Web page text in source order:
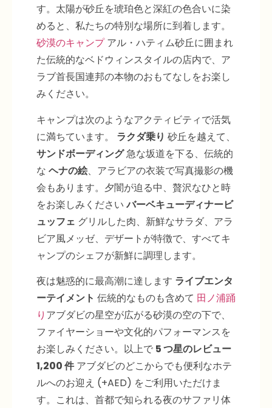
す。太陽が砂丘を琥珀色と深紅の色合いに染
めると、私たちの特別な場所に到着します。
砂漠のキャンプアル・ハティム砂丘に囲まれ
た伝統的なベドウィンスタイルの店内で、ア
ラブ首長国連邦の本物のおもてなしをお楽し
みください。
キャンプは次のようなアクティビティで活気
に満ちています。 ラクダ乗り 砂丘を越えて、
サンドボーディング急な坂道を下る、伝統的
な ヘナの絵、アラビアの衣装で写真撮影の機
会もあります。夕闇が迫る中、贅沢なひと時
をお楽しみくださいバーベキューディナービ
ュッフェ グリルした肉、新鮮なサラダ、アラ
ビア風メッゼ、デザートが特徴で、すべてキ
ャンプのシェフが新鮮に調理します。
夜は魅惑的に最高潮に達します ライブエンタ
ーテイメント 伝統的なものも含めて 田ノ浦踊
り アブダビの星空が広がる砂漠の空の下で、
ファイヤーショーや文化的パフォーマンスを
お楽しみください。以上で 5 つ星のレビュー
1,200 件アブダビのどこからでも便利なホテ
ルへのお迎え (+AED) をご利用いただけま
す。これは、首都で知られる夜のサファリ体